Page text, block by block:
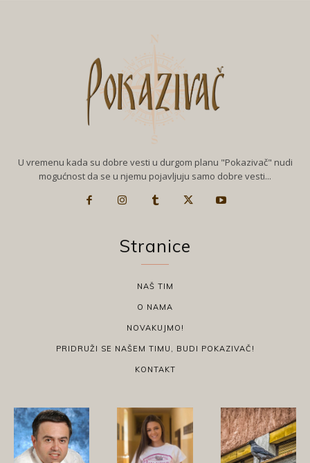
U vremenu kada su dobre vesti u durgom planu "Pokazivač" nudi
mogućnost da se u njemu pojavljuju samo dobre vesti...
Stranice
NAŠ TIM
O NAMA
NOVAKUJMO!
PRIDRUŽI SE NAŠEM TIMU, BUDI POKAZIVAČ!
KONTAKT